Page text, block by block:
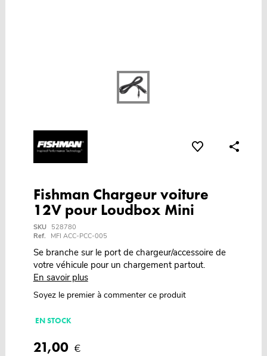
Fishman Chargeur voiture
12V pour Loudbox Mini
SKU
528780
Ref.
MFI ACC-PCC-005
Se branche sur le port de chargeur/accessoire de
votre véhicule pour un chargement partout.
En savoir plus
Soyez le premier à commenter ce produit
EN STOCK
21,00 €